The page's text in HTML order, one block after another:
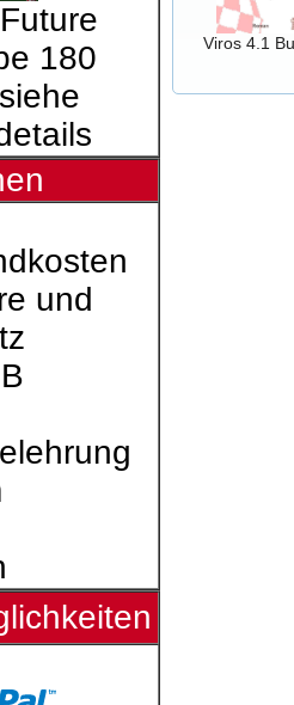
180
und
Viros 4.1